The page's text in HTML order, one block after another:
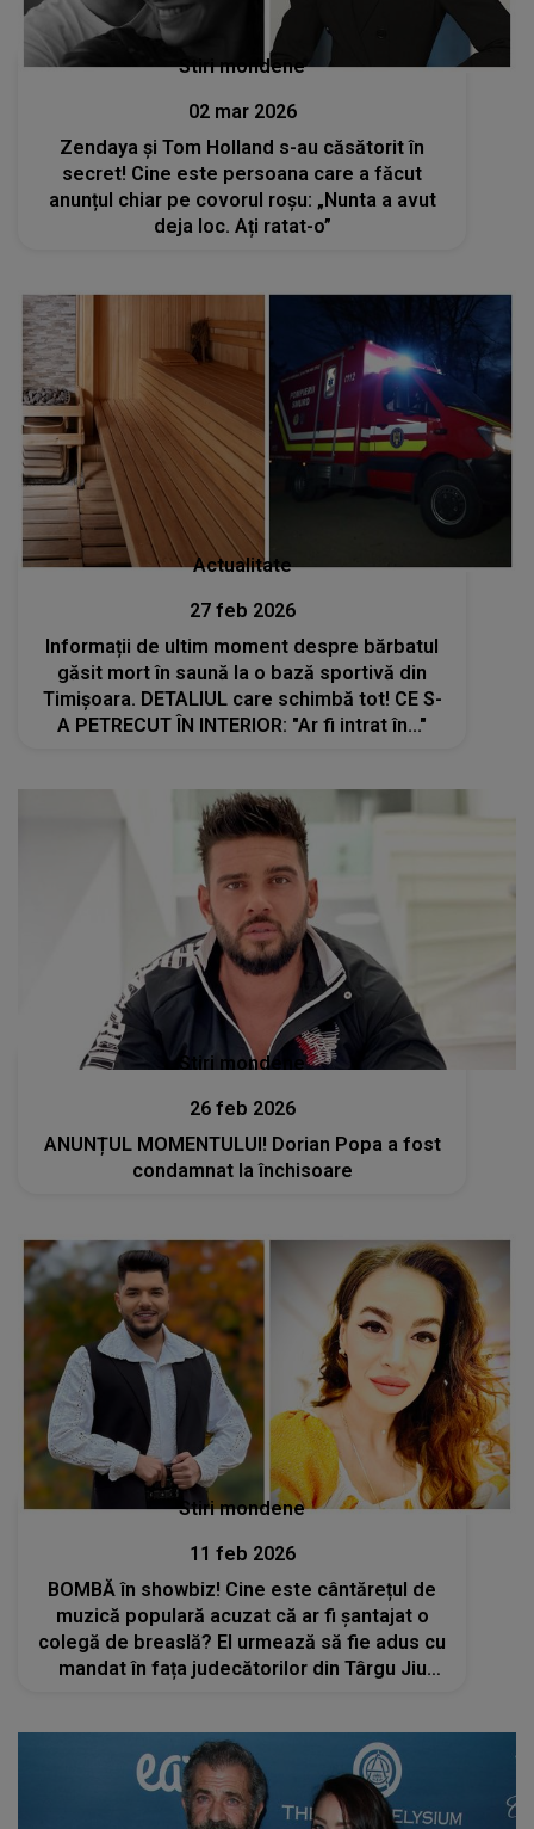
Stiri mondene
02 mar 2026
Zendaya și Tom Holland s-au căsătorit în
secret! Cine este persoana care a făcut
anunțul chiar pe covorul roșu: „Nunta a avut
deja loc. Ați ratat-o”
Actualitate
27 feb 2026
Informații de ultim moment despre bărbatul
găsit mort în saună la o bază sportivă din
Timișoara. DETALIUL care schimbă tot! CE S-
A PETRECUT ÎN INTERIOR: "Ar fi intrat în..."
Stiri mondene
26 feb 2026
ANUNȚUL MOMENTULUI! Dorian Popa a fost
condamnat la închisoare
Stiri mondene
11 feb 2026
BOMBĂ în showbiz! Cine este cântărețul de
muzică populară acuzat că ar fi șantajat o
colegă de breaslă? El urmează să fie adus cu
mandat în fața judecătorilor din Târgu Jiu